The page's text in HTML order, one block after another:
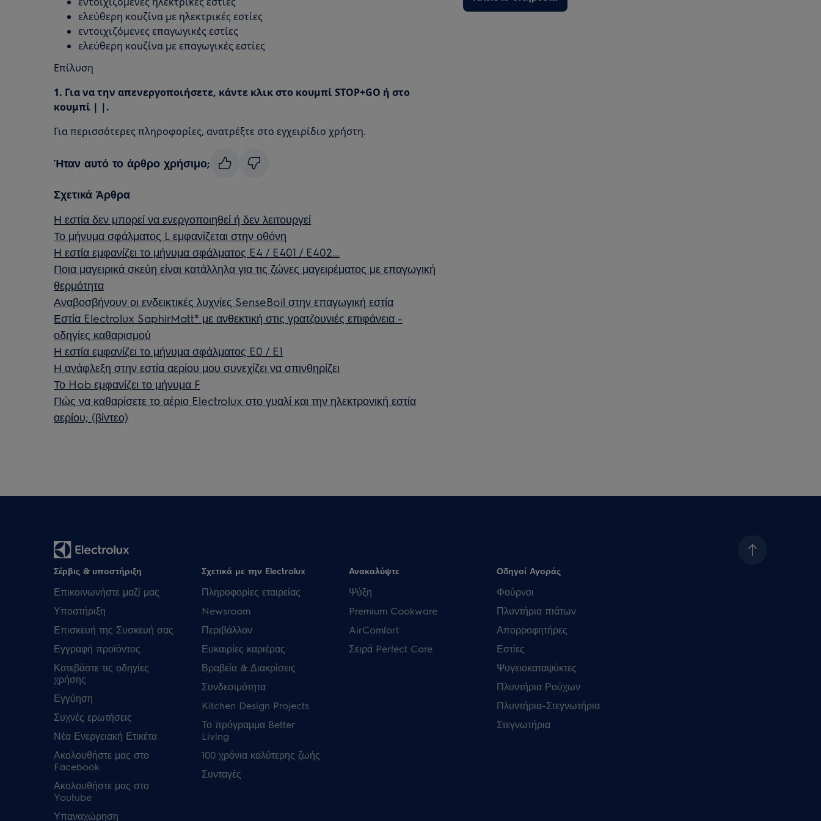
ελεύθερη κουζίνα με ηλεκτρικές εστίες
εντοιχιζόμενες επαγωγικές εστίες
ελεύθερη κουζίνα με επαγωγικές εστίες
Επίλυση
1. Για να την απενεργοποιήσετε, κάντε κλικ στο κουμπί STOP+GO ή στο
κουμπί | |.
Για περισσότερες πληροφορίες, ανατρέξτε στο εγχειρίδιο χρήστη.
Ήταν αυτό το άρθρο χρήσιμο;
Σχετικά Άρθρα
Η εστία δεν μπορεί να ενεργοποιηθεί ή δεν λειτουργεί
Το μήνυμα σφάλματος L εμφανίζεται στην οθόνη
Η εστία εμφανίζει το μήνυμα σφάλματος E4 / E401 / E402...
Ποια μαγειρικά σκεύη είναι κατάλληλα για τις ζώνες μαγειρέματος με επαγωγική
θερμότητα
Αναβοσβήνουν οι ενδεικτικές λυχνίες SenseBoil στην επαγωγική εστία
Εστία Electrolux SaphirMatt® με ανθεκτική στις γρατζουνιές επιφάνεια -
οδηγίες καθαρισμού
Η εστία εμφανίζει το μήνυμα σφάλματος E0 / E1
Η ανάφλεξη στην εστία αερίου μου συνεχίζει να σπινθηρίζει
Το Hob εμφανίζει το μήνυμα F
Πώς να καθαρίσετε το αέριο Electrolux στο γυαλί και την ηλεκτρονική εστία
αερίου; (βίντεο)
Σέρβις & υποστήριξη
Επικοινωνήστε μαζί μας
Υποστήριξη
Επισκευή της Συσκευή σας
Εγγραφή προϊόντος
Κατεβάστε τις οδηγίες
χρήσης
Εγγύηση
Συχνές ερωτήσεις
Νέα Ενεργειακή Ετικέτα
Ακολουθήστε μας στο
Facebook
Ακολουθήστε μας στο
Youtube
Υπαναχώρηση
Σχετικά με την Electrolux
Πληροφορίες εταιρείας
Newsroom
Περιβάλλον
Ευκαιρίες καριέρας
Βραβεία & Διακρίσεις
Συνδεσιμότητα
Kitchen Design Projects
Το πρόγραμμα Better
Living
100 χρόνια καλύτερης ζωής
Συνταγές
Ανακαλύψτε
Ψύξη
Premium Cookware
AirComfort
Σειρά Perfect Care
Οδηγοί Αγοράς
Φούρνοι
Πλυντήρια πιάτων
Απορροφητήρες
Εστίες
Ψυγειοκαταψύκτες
Πλυντήρια Ρούχων
Πλυντήρια-Στεγνωτήρια
Στεγνωτήρια